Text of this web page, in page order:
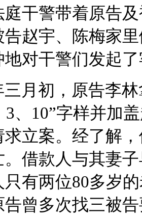
庭干警带着原告
告赵宇、陈梅家
地对干警们发起
月初，原告李林
3、10”字样并加
求立案。经了解
。借款人与其妻
只有两位80多岁
告曾多次找三被